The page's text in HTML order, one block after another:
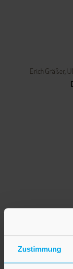
Zustimmung
Erich Gräßer,